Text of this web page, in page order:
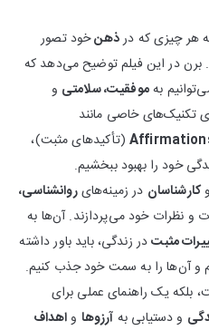
هر چیزی که درذهنخود تصور
در این فیلم توضیح می‌دهد که
بهموفقیت، سلامتی و
تکنیک‌های خاصی مانند
(تأکیدهای مثبت)،
خود را بهبود ببخشیم.
وکارشناسان در زمینه‌هایروانشناسی،
و نظرات خود می‌پردازند. آن‌ها به
مثبتدر زندگی، باید باور داشته
و آن‌ها را به سمت خود جذب کنیم.
بلکه یک راهنمای عملی برای
و دستیابی به آرزوها واهداف